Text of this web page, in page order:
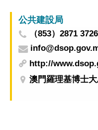
公共建設局
（853）2871 3726
http://
澳門羅理基博士